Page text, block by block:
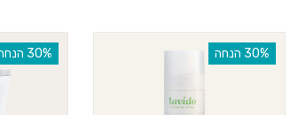
‫30% הנחה ‫30% הנחה